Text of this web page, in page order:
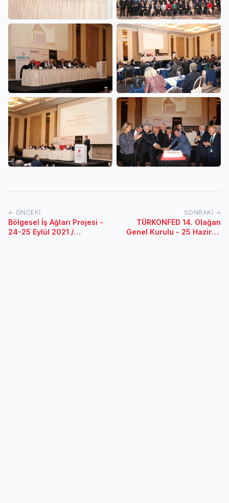
← ÖNCEKI
Bölgesel İş Ağları Projesi -
24-25 Eylül 2021 /
SONRAKI →
TÜRKONFED 14. Olağan
Genel Kurulu - 25 Haziran